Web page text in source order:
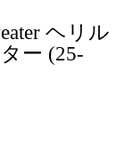
ヘリル
ー (25-